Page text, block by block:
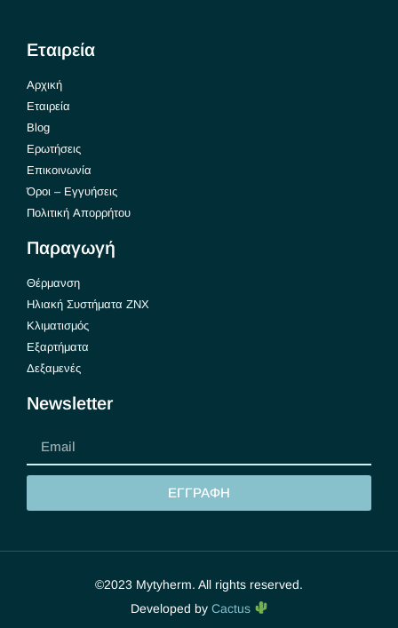
Εταιρεία
Αρχική
Εταιρεία
Blog
Ερωτήσεις
Επικοινωνία
Όροι – Εγγυήσεις
Πολιτική Απορρήτου
Παραγωγή
Θέρμανση
Ηλιακή Συστήματα ΖΝΧ
Κλιματισμός
Εξαρτήματα
Δεξαμενές
Newsletter
ΕΓΓΡΑΦΗ
©2023 Mytyherm. All rights reserved.
Developed by Cactus